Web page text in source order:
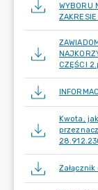
WYBORU
CZĘŚCI
Kwota,